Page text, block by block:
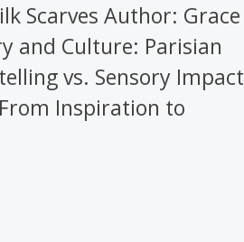
Scarves Author: Grace
and Culture: Parisian
vs. Sensory Impact
Inspiration to